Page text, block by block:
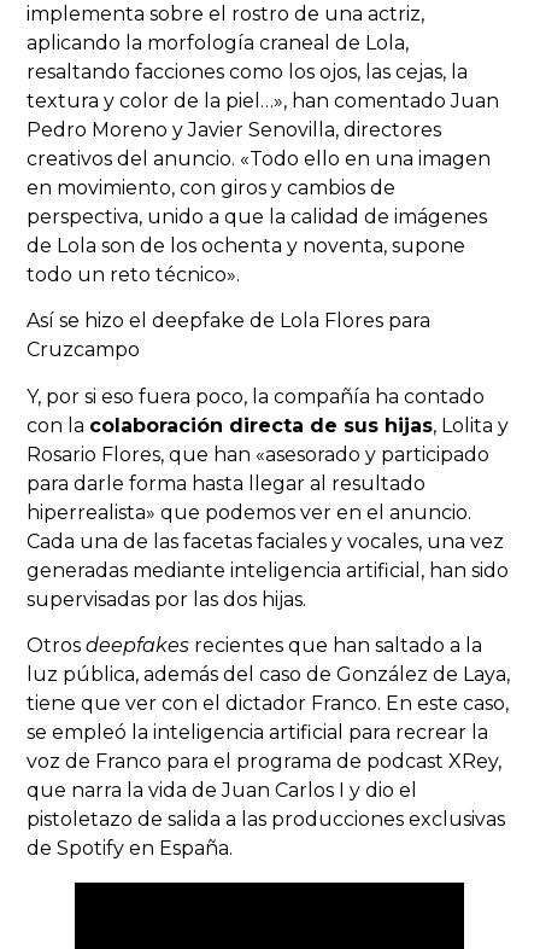
implementa sobre el rostro de una actriz,
aplicando la morfología craneal de Lola,
resaltando facciones como los ojos, las cejas, la
textura y color de la piel…», han comentado Juan
Pedro Moreno y Javier Senovilla, directores
creativos del anuncio. «Todo ello en una imagen
en movimiento, con giros y cambios de
perspectiva, unido a que la calidad de imágenes
de Lola son de los ochenta y noventa, supone
todo un reto técnico».
Así se hizo el deepfake de Lola Flores para
Cruzcampo
Y, por si eso fuera poco, la compañía ha contado
con la colaboración directa de sus hijas, Lolita y
Rosario Flores, que han «asesorado y participado
para darle forma hasta llegar al resultado
hiperrealista» que podemos ver en el anuncio.
Cada una de las facetas faciales y vocales, una vez
generadas mediante inteligencia artificial, han sido
supervisadas por las dos hijas.
Otrosdeepfakes recientes que han saltado a la
luz pública, además del caso de González de Laya,
tiene que ver con el dictador Franco. En este caso,
se empleó la inteligencia artificial para recrear la
voz de Franco para el programa de podcast XRey,
que narra la vida de Juan Carlos I y dio el
pistoletazo de salida a las producciones exclusivas
de Spotify en España.